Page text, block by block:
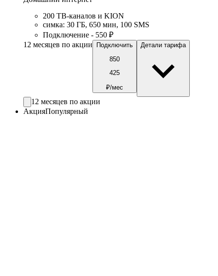
200 ТВ-каналов и KION
симка: 30 ГБ, 650 мин, 100 SMS
Подключение - 550 ₽
12 месяцев по акции
Подключить
850
425
₽/мес
Детали тарифа
12 месяцев по акции
АкцияПопулярный